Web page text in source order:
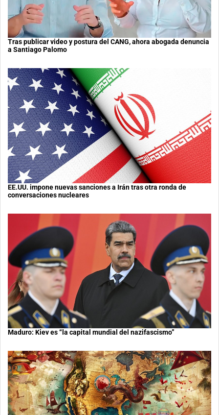
Tras publicar video y postura del CANG, ahora abogada denuncia
a Santiago Palomo
EE.UU. impone nuevas sanciones a Irán tras otra ronda de
conversaciones nucleares
Maduro: Kiev es “la capital mundial del nazifascismo”